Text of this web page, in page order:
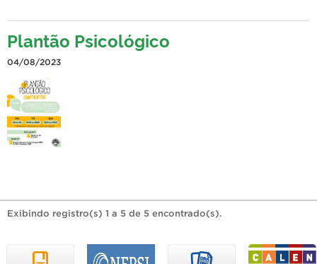
Plantão Psicológico
04/08/2023
Exibindo registro(s) 1 a 5 de 5 encontrado(s).